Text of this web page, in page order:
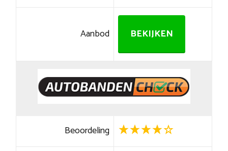
Aanbod BEKIJKEN
Beoordeling